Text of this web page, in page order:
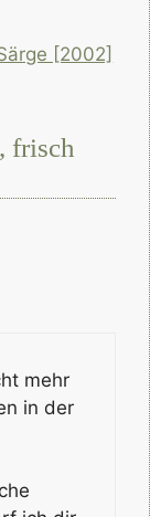
[2002]
frisch
mehr
in der